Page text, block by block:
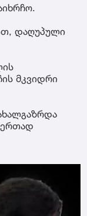
დაღუპული
მკვიდრი